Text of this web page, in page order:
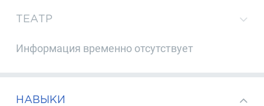
ТЕАТР
Информация временно отсутствует
НАВЫКИ